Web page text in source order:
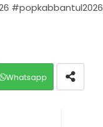
#popkabbantul2026
Whatsapp